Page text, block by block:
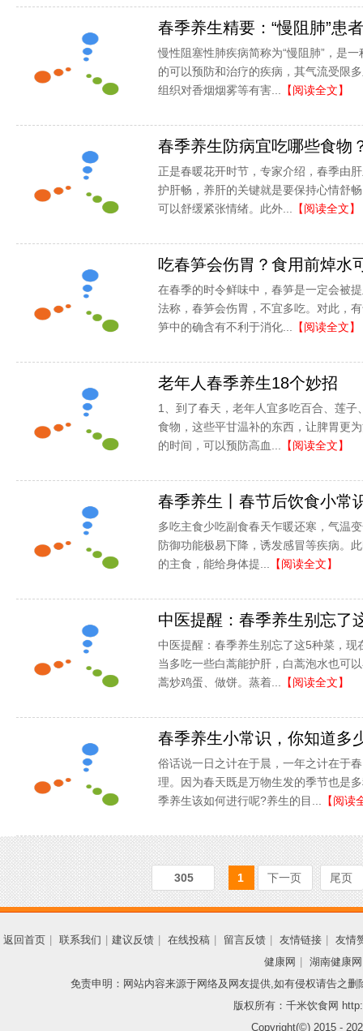
春季养生精要：“慢阻肺”患
慢性阻塞性肺疾病简称为“慢阻肺”，是
的可以预防和治疗的疾病，其气流受限
组织对香烟烟雾等有害...
【阅读全文】
春季养生防病宜吃哪些食物
正是春暖花开时节，专家介绍，春季由
护肝畅，养肝的关键就是要保持心情舒
可以舒缓紧张情绪。此外...
【阅读全文】
吃春笋会伤胃？食用前焯水
在春季的时令鲜味中，春笋是一定会被
法称，春笋会伤胃，不宜多吃。对此，
笋中的确含有不利于消化...
【阅读全文】
老年人春季养生18个妙招
1、到了春天，老年人宜多吃百合、莲子
食物，这些平甘温补的东西，让脾胃更
的时间，可以预防高血...
【阅读全文】
春季养生丨春节后饮食小常
多吃主食少吃副食春天乍暖还寒，气温
防御功能极易下降，诱发感冒等疾病。
的主食，能给身体提...
【阅读全文】
中医提醒：春季养生别忘了
中医提醒：春季养生别忘了这5种菜，现
当多吃一些白蒿能护肝，白蒿泡水也可
蒿炒鸡蛋、做饼。蒸着...
【阅读全文】
春季养生小常识，你知道多
俗话说一日之计在于晨，一年之计在于
理。因为春天既是万物生发的季节也是
季养生该如何进行呢?养生的目...
【阅读
305 1 下一页 尾页
返回首页 联系我们 建议反馈 在线投稿 留言反馈 友情链接
友情
健康网
湖南健康网
免责申明：网站内容来源于网络及网友提供,如有侵权请告之
版权所有：千米饮食网
Copyright(©) 2015 -